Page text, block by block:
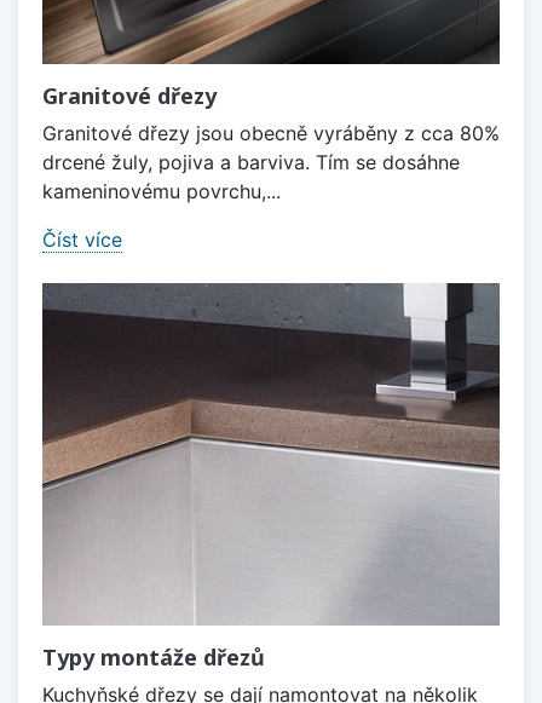
Granitové dřezy
Granitové dřezy jsou obecně vyráběny z cca 80%
drcené žuly, pojiva a barviva. Tím se dosáhne
kameninovému povrchu,...
Číst více
Typy montáže dřezů
Kuchyňské dřezy se dají namontovat na několik